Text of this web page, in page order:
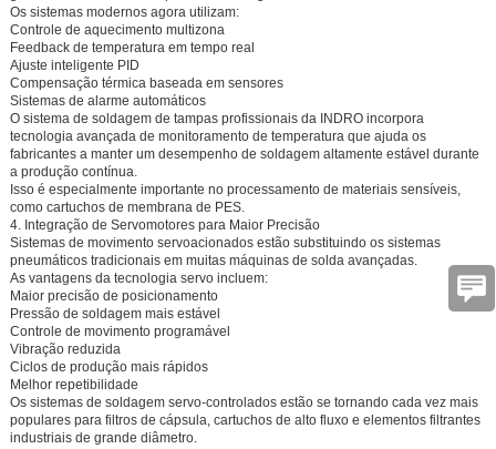
Os sistemas modernos agora utilizam:
Controle de aquecimento multizona
Feedback de temperatura em tempo real
Ajuste inteligente PID
Compensação térmica baseada em sensores
Sistemas de alarme automáticos
O sistema de soldagem de tampas profissionais da INDRO incorpora
tecnologia avançada de monitoramento de temperatura que ajuda os
fabricantes a manter um desempenho de soldagem altamente estável durante
a produção contínua.
Isso é especialmente importante no processamento de materiais sensíveis,
como cartuchos de membrana de PES.
4. Integração de Servomotores para Maior Precisão
Sistemas de movimento servoacionados estão substituindo os sistemas
pneumáticos tradicionais em muitas máquinas de solda avançadas.
As vantagens da tecnologia servo incluem:
Maior precisão de posicionamento
Pressão de soldagem mais estável
Controle de movimento programável
Vibração reduzida
Ciclos de produção mais rápidos
Melhor repetibilidade
Os sistemas de soldagem servo-controlados estão se tornando cada vez mais
populares para filtros de cápsula, cartuchos de alto fluxo e elementos filtrantes
industriais de grande diâmetro.